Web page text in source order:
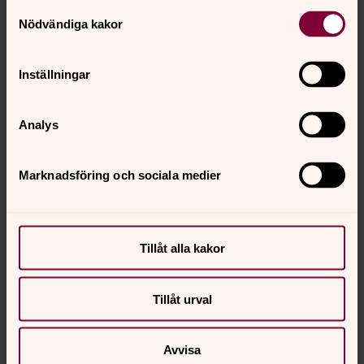
Nödvändiga kakor
Inställningar
Analys
Marknadsföring och sociala medier
Tillåt alla kakor
Tillåt urval
Avvisa